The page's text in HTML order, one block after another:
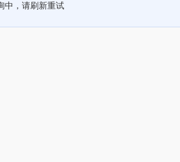
中，请刷新重试